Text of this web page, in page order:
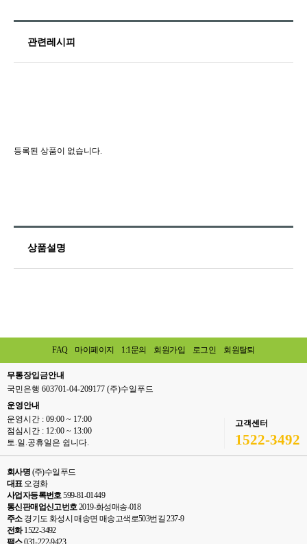
관련레시피
등록된 상품이 없습니다.
상품설명
FAQ 마이페이지 1:1문의 회원가입 로그인 회원탈퇴
무통장입금안내
국민은행 603701-04-209177 (주)수일푸드
운영안내
운영시간 : 09:00 ~ 17:00
점심시간 : 12:00 ~ 13:00
토.일.공휴일은 쉽니다.
고객센터
1522-3492
회사명 (주)수일푸드
대표오경화
사업자등록번호599-81-01449
통신판매업신고번호2019-화성매송-018
주소경기도 화성시 매송면 매송고색로503번길 237-9
전화1522-3492
팩스031-222-9423